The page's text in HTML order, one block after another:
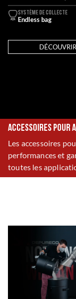
SYSTÈME DE COLLECTE
Endless bag
DÉCOUVRIR
Accessoires pour
Les accessoires
performances et
toutes les